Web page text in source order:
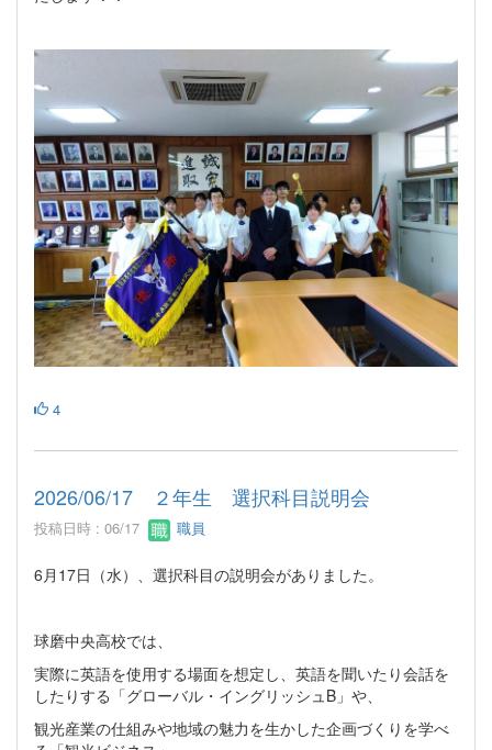
4
2026/06/17 ２年生 選択科目説明会
投稿日時 : 06/17 職員
6月17日（水）、選択科目の説明会がありました。
球磨中央高校では、
実際に英語を使用する場面を想定し、英語を聞いたり会話を
したりする「グローバル・イングリッシュB」や、
観光産業の仕組みや地域の魅力を生かした企画づくりを学べ